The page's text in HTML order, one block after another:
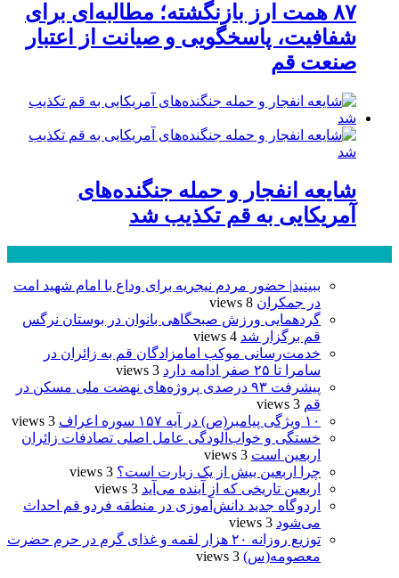
۸۷ همت ارز بازنگشته؛ مطالبه‌ای برای
شفافیت، پاسخگویی و صیانت از اعتبار
صنعت قم
شایعه انفجار و حمله جنگنده‌های
آمریکایی به قم تکذیب شد
ببینید| حضور مردم نیجریه برای وداع با امام شهید امت
در جمکران 8 views
گردهمایی ورزش صبحگاهی بانوان در بوستان نرگس
قم برگزار شد 4 views
خدمت‌رسانی موکب امامزادگان قم به زائران در
سامرا تا ۲۵ صفر ادامه دارد
3 views
پیشرفت ۹۳ درصدی پروژه‌های نهضت ملی مسکن در
قم 3 views
۱۰ ویژگی پیامبر(ص) در آیه ۱۵۷ سوره اعراف
3 views
خستگی و خواب‌آلودگی عامل اصلی تصادفات زائران
اربعین است 3 views
چرا اربعین بیش از یک زیارت است؟ 3 views
اربعین تاریخی که از آینده می‌آید 3 views
اردوگاه جدید دانش‌آموزی در منطقه فردو قم احداث
می‌شود 3 views
توزیع روزانه ۲۰ هزار لقمه و غذای گرم در حرم حضرت
معصومه(س) 3 views